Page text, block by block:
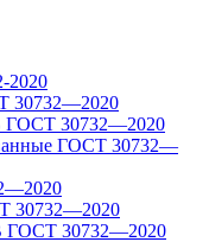
2020
30732—2020
30732—2020
ГОСТ 30732—
30732—2020
30732—2020